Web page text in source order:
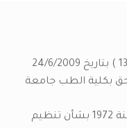
انشأ المعهد بالقرار الوزاري رقم (1380 ) بتاريخ 24/6/2009
بكلية الطب جامعة
بعـد الإطلاع علي القانون رقم 49 لسنة 1972 بشأن تنظيم